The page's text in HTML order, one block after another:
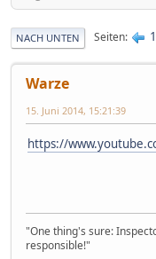
NACH UNTEN Seiten 1
Warze
15. Juni 2014, 15:21:39
https://
"One thing's sure:
responsible!"